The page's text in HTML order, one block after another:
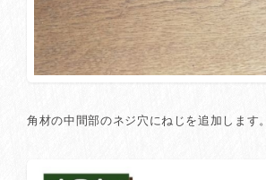
角材の中間部のネジ穴にねじを追加します。